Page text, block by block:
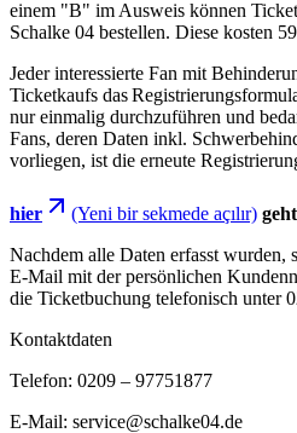
einem "B" im Ausweis können
Schalke 04 bestellen. Diese kosten
Jeder interessierte Fan mit
Ticketkaufs das
nur einmalig durchzuführen und
Fans, deren Daten inkl.
vorliegen, ist die erneute
hier (Yeni bir sekmede açılır)
Nachdem alle Daten erfasst wurden,
E-Mail mit der persönlichen
die Ticketbuchung telefonisch unter
Kontaktdaten
Telefon: 0209 – 97751877
E-Mail: service@schalke04.de